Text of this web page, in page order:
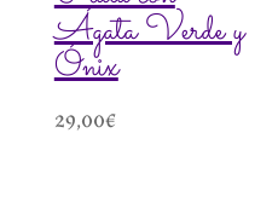
Ágata Verde y
Ónix
29,00€